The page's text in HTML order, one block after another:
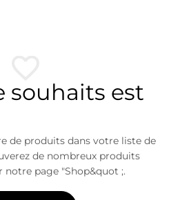
souhaits est
de produits dans votre liste de
de nombreux produits
notre page "Shop&quot ;.